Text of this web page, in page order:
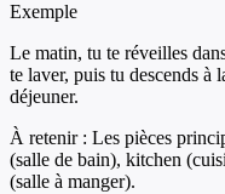
Exemple
Le matin, tu te réveilles
te laver, puis tu descends à
déjeuner.
À retenir : Les pièces
(salle de bain), kitchen
(salle à manger).